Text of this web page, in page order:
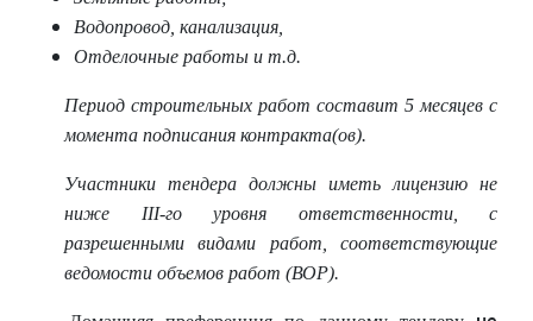
Водопровод, канализация,
Отделочные работы и т.д.
Период строительных работ составит 5 месяцев с
момента подписания контракта(ов).
Участники тендера должны иметь лицензию не
ниже III-го уровня ответственности, с
разрешенными видами работ, соответствующие
ведомости объемов работ (ВОР).